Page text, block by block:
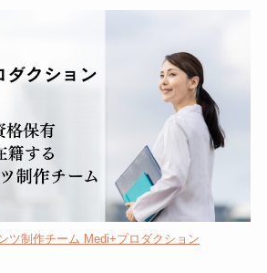
ツ制作チーム Medi+プロダクション